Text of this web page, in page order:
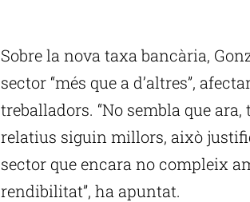
Sobre la nova taxa bancària,
sector “més que a d’altres”,
treballadors. “No sembla que
relatius siguin millors, això
sector que encara no compleix
rendibilitat”, ha apuntat.